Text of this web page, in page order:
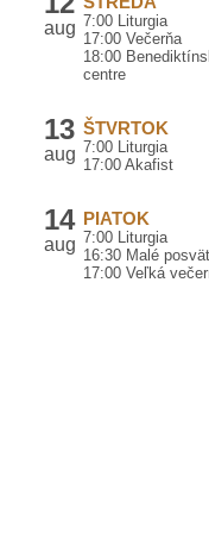
aug 7:00 Liturgia
17:00 Večerňa
18:00
centre
13
aug
ŠTVRTOK
7:00 Liturgia
17:00 Akafist
14
aug
PIATOK
7:00 Liturgia
16:30 Malé
17:00 Veľká